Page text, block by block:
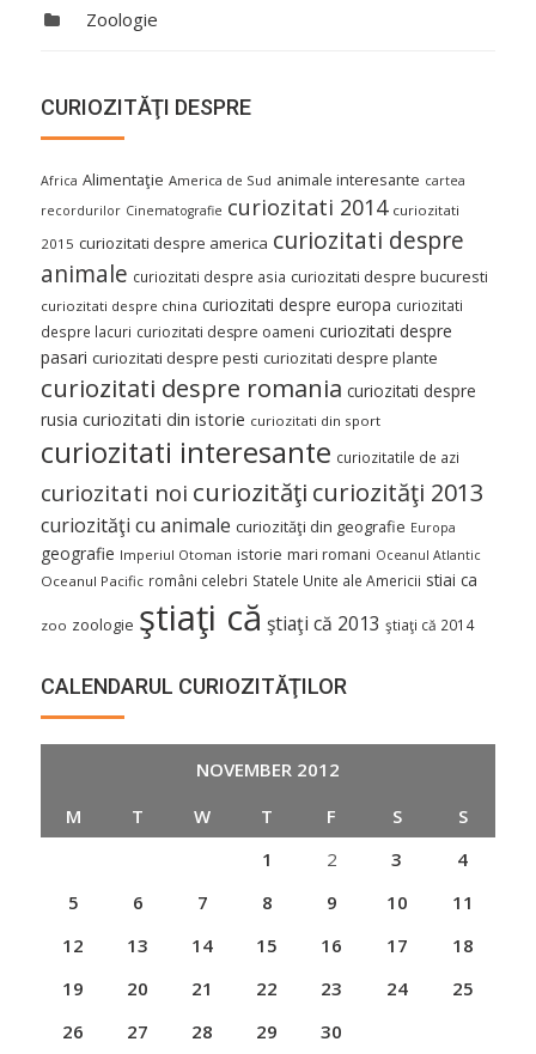
Zoologie
CURIOZITĂŢI DESPRE
Africa Alimentaţie America de Sud animale interesante cartea
recordurilor Cinematografie curiozitati 2014 curiozitati
2015 curiozitati despre america curiozitati despre
animale curiozitati despre asia curiozitati despre bucuresti
curiozitati despre china curiozitati despre europa curiozitati
despre lacuri curiozitati despre oameni curiozitati despre
pasari curiozitati despre pesti curiozitati despre plante
curiozitati despre romania curiozitati despre
rusia curiozitati din istorie curiozitati din sport
curiozitati interesante curiozitatile de azi
curiozitati noi curiozităţi curiozităţi 2013
curiozităţi cu animale curiozităţi din geografie Europa
geografie Imperiul Otoman istorie mari romani Oceanul Atlantic
Oceanul Pacific români celebri Statele Unite ale Americii stiai ca
zoo zoologie ştiaţi că ştiaţi că 2013 ştiaţi că 2014
CALENDARUL CURIOZITĂŢILOR
NOVEMBER 2012
M
T W T F S
S
1
2 3
4
5
6 7 8 9 10
11
12
13 14 15 16 17
18
19
20 21 22 23 24
25
26
27 28 29 30